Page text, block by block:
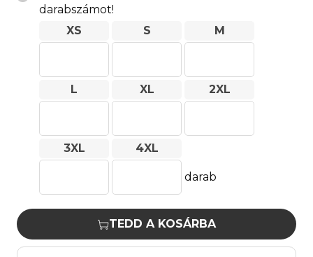
darabszámot!
XS
S M
L XL 2XL
3XL 4XL
darab
TEDD A KOSÁRBA